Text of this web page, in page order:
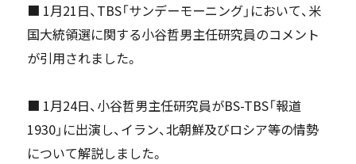
■ 1月21日、TBS「サンデーモーニング」において、米
国大統領選に関する小谷哲男主任研究員のコメント
が引用されました。
■ 1月24日、小谷哲男主任研究員がBS-TBS「報道
1930」に出演し、イラン、北朝鮮及びロシア等の情勢
について解説しました。